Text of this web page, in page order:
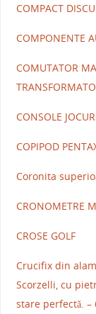
COMPACT
COMPONENTE
COMUTATOR
CONSOLE
COPIPOD
Coronita
CRONOMETRE
CROSE GOLF
Crucifix din
Scorzelli, cu
stare perfectă. –